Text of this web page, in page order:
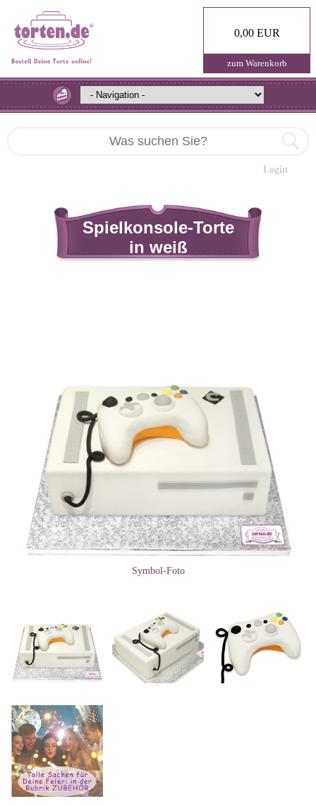
0,00 EUR
zum Warenkorb
Login
Spielkonsole-Torte
in weiß
Symbol-Foto